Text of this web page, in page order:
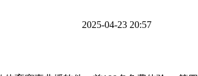
2025-04-23 20:57